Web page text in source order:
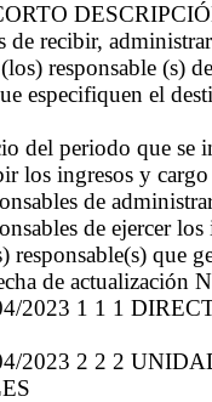
de recibir,
responsable (s)
especifiquen el
del periodo que se
los ingresos y cargo
de
de ejercer los
responsable(s) que
de actualización
2023 1 1 1
2023 2 2 2